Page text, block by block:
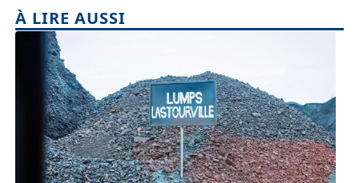
À LIRE AUSSI